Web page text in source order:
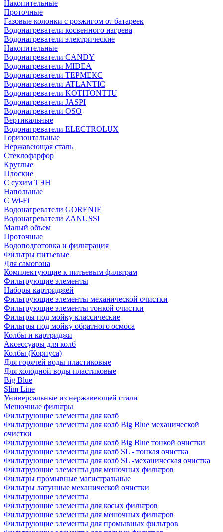
Накопительные
Проточные
Газовые колонки с розжигом от батареек
Водонагреватели косвенного нагрева
Водонагреватели электрические
Накопительные
Водонагреватели CANDY
Водонагреватели MIDEA
Водонагреватели ТЕРМЕКС
Водонагреватели ATLANTIC
Водонагреватели KOTITONTTU
Водонагреватели JASPI
Водонагреватели OSO
Вертикальные
Водонагреватели ELECTROLUX
Горизонтальные
Нержавеющая сталь
Стеклофарфор
Круглые
Плоские
С сухим ТЭН
Напольные
С Wi-Fi
Водонагреватели GORENJE
Водонагреватели ZANUSSI
Малый объем
Проточные
Водоподготовка и фильтрация
Фильтры питьевые
Для самогона
Комплектующие к питьевым фильтрам
Фильтрующие элементы
Наборы картриджей
Фильтрующие элементы механической очистки
Фильтрующие элементы тонкой очистки
Фильтры под мойку классические
Фильтры под мойку обратного осмоса
Колбы и картриджи
Аксессуары для колб
Колбы (Корпуса)
Для горячей воды пластиковые
Для холодной воды пластиковые
Big Blue
Slim Line
Универсальные из нержавеющей стали
Мешочные фильтры
Фильтрующие элементы для колб
Фильтрующие элементы для колб Big Blue механической
очистки
Фильтрующие элементы для колб Big Blue тонкой очистки
Фильтрующие элементы для колб SL - тонкая очистка
Фильтрующие элементы для колб SL -механическая очистка
Фильтрующие элементы для мешочных фильтров
Фильтры промывные магистральные
Фильтры латунные механической очистки
Фильтрующие элементы
Фильтрующие элементы для косых фильтров
Фильтрующие элементы для мешочных фильтров
Фильтрующие элементы для промывных фильтров